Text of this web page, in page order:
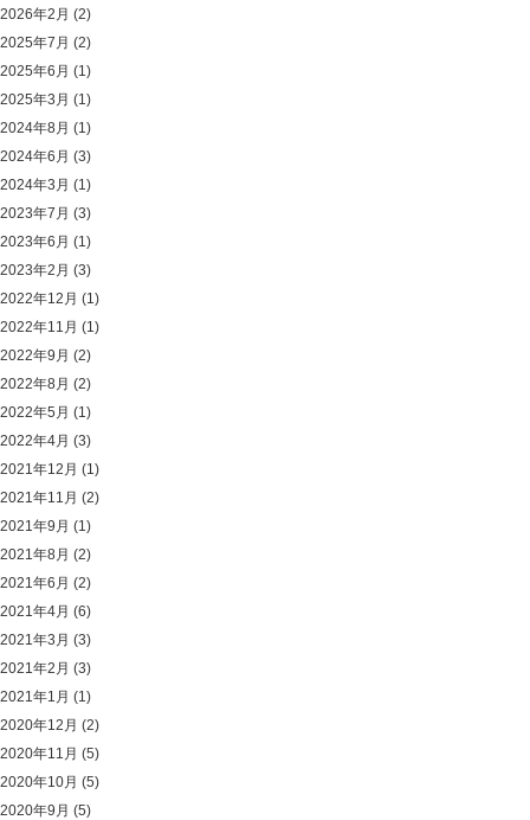
2026年2月 (2)
2025年7月 (2)
2025年6月 (1)
2025年3月 (1)
2024年8月 (1)
2024年6月 (3)
2024年3月 (1)
2023年7月 (3)
2023年6月 (1)
2023年2月 (3)
2022年12月 (1)
2022年11月 (1)
2022年9月 (2)
2022年8月 (2)
2022年5月 (1)
2022年4月 (3)
2021年12月 (1)
2021年11月 (2)
2021年9月 (1)
2021年8月 (2)
2021年6月 (2)
2021年4月 (6)
2021年3月 (3)
2021年2月 (3)
2021年1月 (1)
2020年12月 (2)
2020年11月 (5)
2020年10月 (5)
2020年9月 (5)